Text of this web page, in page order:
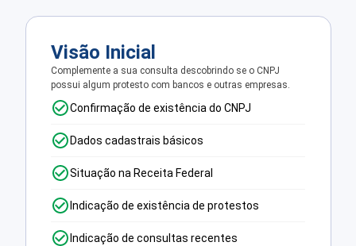
Visão Inicial
Complemente a sua consulta descobrindo se o CNPJ
possui algum protesto com bancos e outras empresas.
Confirmação de existência do CNPJ
Dados cadastrais básicos
Situação na Receita Federal
Indicação de existência de protestos
Indicação de consultas recentes